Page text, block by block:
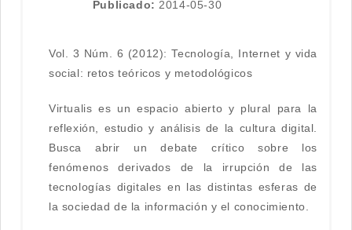
Publicado: 2014-05-30
Vol. 3 Núm. 6 (2012): Tecnología, Internet y vida
social: retos teóricos y metodológicos
Virtualis es un espacio abierto y plural para la
reflexión, estudio y análisis de la cultura digital.
Busca abrir un debate crítico sobre los
fenómenos derivados de la irrupción de las
tecnologías digitales en las distintas esferas de
la sociedad de la información y el conocimiento.